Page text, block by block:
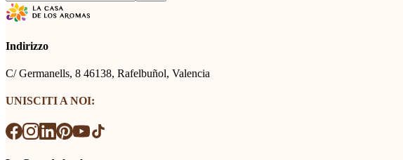
Indirizzo
C/ Germanells, 8 46138, Rafelbuñol, Valencia
UNISCITI A NOI: